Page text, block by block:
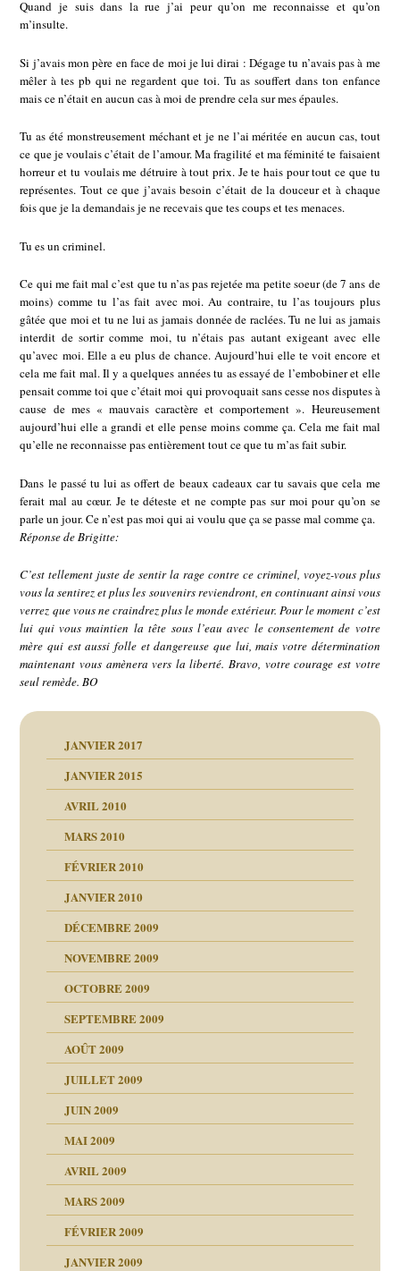
Quand je suis dans la rue j’ai peur qu’on me reconnaisse et qu’on
m’insulte.
Si j’avais mon père en face de moi je lui dirai : Dégage tu n’avais pas à me
mêler à tes pb qui ne regardent que toi. Tu as souffert dans ton enfance
mais ce n’était en aucun cas à moi de prendre cela sur mes épaules.
Tu as été monstreusement méchant et je ne l’ai méritée en aucun cas, tout
ce que je voulais c’était de l’amour. Ma fragilité et ma féminité te faisaient
horreur et tu voulais me détruire à tout prix. Je te hais pour tout ce que tu
représentes. Tout ce que j’avais besoin c’était de la douceur et à chaque
fois que je la demandais je ne recevais que tes coups et tes menaces.
Tu es un criminel.
Ce qui me fait mal c’est que tu n’as pas rejetée ma petite soeur (de 7 ans de
moins) comme tu l’as fait avec moi. Au contraire, tu l’as toujours plus
gâtée que moi et tu ne lui as jamais donnée de raclées. Tu ne lui as jamais
interdit de sortir comme moi, tu n’étais pas autant exigeant avec elle
qu’avec moi. Elle a eu plus de chance. Aujourd’hui elle te voit encore et
cela me fait mal. Il y a quelques années tu as essayé de l’embobiner et elle
pensait comme toi que c’était moi qui provoquait sans cesse nos disputes à
cause de mes « mauvais caractère et comportement ». Heureusement
aujourd’hui elle a grandi et elle pense moins comme ça. Cela me fait mal
qu’elle ne reconnaisse pas entièrement tout ce que tu m’as fait subir.
Dans le passé tu lui as offert de beaux cadeaux car tu savais que cela me
ferait mal au cœur. Je te déteste et ne compte pas sur moi pour qu’on se
parle un jour. Ce n’est pas moi qui ai voulu que ça se passe mal comme ça.
Réponse de Brigitte:
C’est tellement juste de sentir la rage contre ce criminel, voyez-vous plus
vous la sentirez et plus les souvenirs reviendront, en continuant ainsi vous
verrez que vous ne craindrez plus le monde extérieur. Pour le moment c’est
lui qui vous maintien la tête sous l’eau avec le consentement de votre
mère qui est aussi folle et dangereuse que lui, mais votre détermination
maintenant vous amènera vers la liberté. Bravo, votre courage est votre
seul remède. BO
JANVIER 2017
JANVIER 2015
AVRIL 2010
MARS 2010
FÉVRIER 2010
JANVIER 2010
DÉCEMBRE 2009
NOVEMBRE 2009
OCTOBRE 2009
SEPTEMBRE 2009
AOÛT 2009
JUILLET 2009
JUIN 2009
MAI 2009
AVRIL 2009
MARS 2009
FÉVRIER 2009
JANVIER 2009